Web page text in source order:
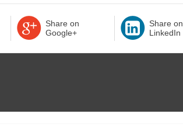
Share on
Google+
Share on
LinkedIn